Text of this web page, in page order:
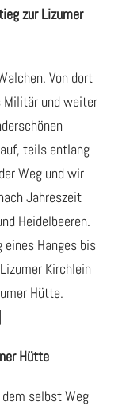
zur Lizumer
Von dort
Militär und weiter
teils entlang
Weg und wir
Jahreszeit
Heidelbeeren.
Hanges bis
Kirchlein
Hütte.
Hütte
selbst Weg